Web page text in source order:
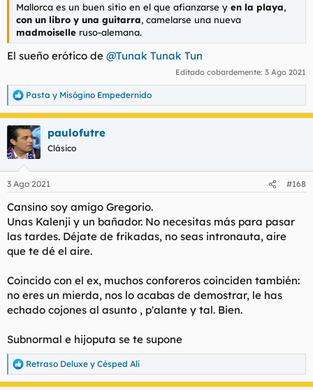
Mallorca es un buen sitio en el que afianzarse y en la playa,
con un libro y una guitarra, camelarse una nueva
madmoiselle ruso-alemana.
El sueño erótico de @Tunak Tunak Tun
Editado cobardemente: 3 Ago 2021
R
e
a
c
c
i
e
:
Pasta y Misógino Empedernido
paulofutre
Clásico
3 Ago 2021 #168
Cansino soy amigo Gregorio.
Unas Kalenji y un bañador. No necesitas más para pasar
las tardes. Déjate de frikadas, no seas intronauta, aire
que te dé el aire.
Coincido con el ex, muchos conforeros coinciden también:
no eres un mierda, nos lo acabas de demostrar, le has
echado cojones al asunto , p'alante y tal. Bien.
Subnormal e hijoputa se te supone
R
e
Retraso Deluxe y Césped Alí